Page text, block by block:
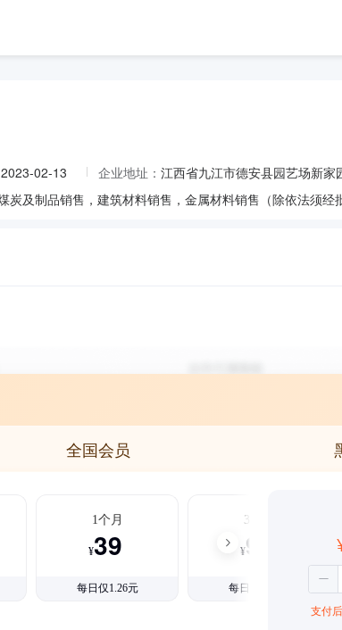
2023-02-13 企业地址： 江西省九江市德安县园艺场新家
全国会员
1个月
¥39
每日仅1.26元
3个月
¥99
每日仅1.08元
支付